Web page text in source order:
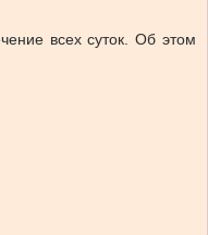
всех суток.
Об этом